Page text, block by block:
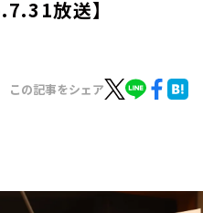
放送】
この記事をシェア